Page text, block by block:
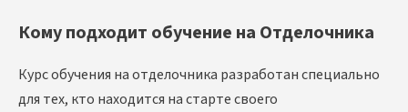
Кому подходит обучение на Отделочника
Курс обучения на отделочника разработан специально
для тех, кто находится на старте своего